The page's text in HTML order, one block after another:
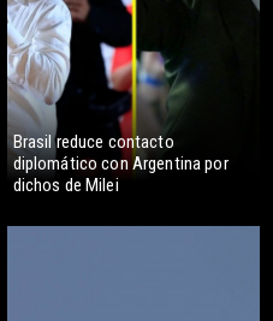
Brasil reduce contacto
diplomático con Argentina por
dichos de Milei